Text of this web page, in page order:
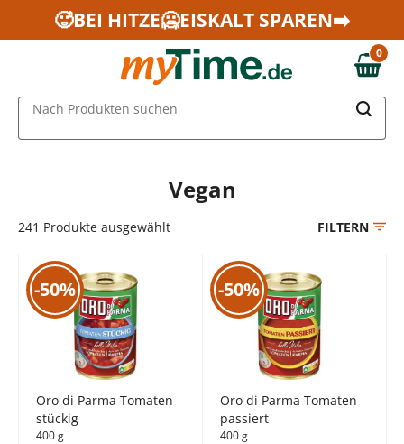
Zum Hauptinhalt springen
Zur Navigation springen
Zur Suche springen
🥵BEI HITZE🥶EISKALT SPAREN➡️
0,00 €
0
Nach Produkten suchen
Vegan
241 Produkte ausgewählt FILTERN
-50%
Oro di Parma Tomaten
stückig
400 g
-50%
Oro di Parma Tomaten
passiert
400 g